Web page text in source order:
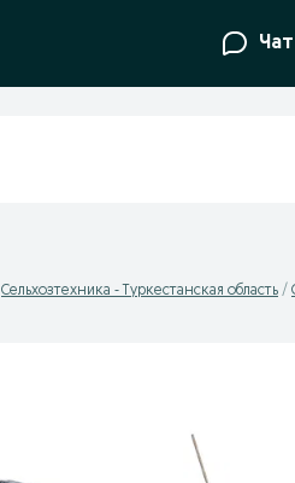
Чат
Сельхозтехника - Туркестанская область